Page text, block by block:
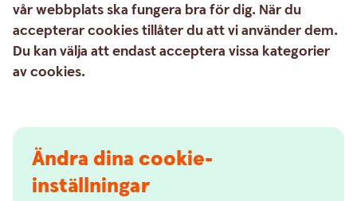
vår webbplats ska fungera bra för dig. När du
accepterar cookies tillåter du att vi använder dem.
Du kan välja att endast acceptera vissa kategorier
av cookies.
Ändra dina cookie-
inställningar